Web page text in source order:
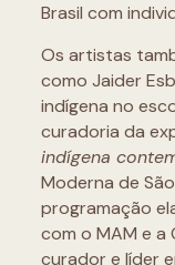
Brasil com
Os artistas
como Jaider
indígena no
curadoria da
indígena
Moderna de
programação
com o MAM e a
curador e líder